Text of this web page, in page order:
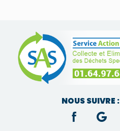
NOUS SUIVRE :